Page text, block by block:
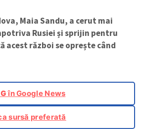
Maia Sandu, a cerut mai
Rusiei și sprijin pentru
acest război se oprește când
în Google News
sursă preferată